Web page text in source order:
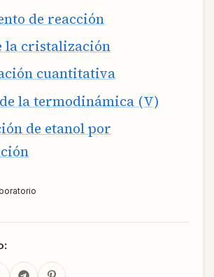
de reacción
la cristalización
cuantitativa
la termodinámica (V)
de etanol por